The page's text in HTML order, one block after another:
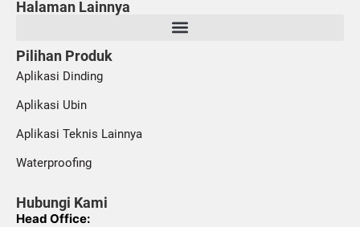
Halaman Lainnya
Pilihan Produk
Aplikasi Dinding
Aplikasi Ubin
Aplikasi Teknis Lainnya
Waterproofing
Hubungi Kami
Head Office: